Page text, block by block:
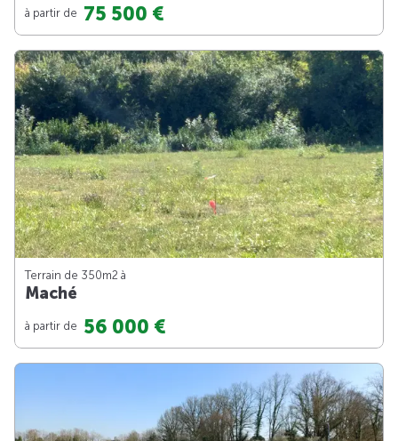
à partir de 75 500 €
Terrain de 350m2 à
Maché
à partir de 56 000 €